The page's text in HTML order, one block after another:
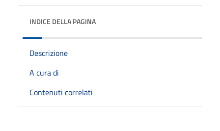
INDICE DELLA PAGINA
Descrizione
A cura di
Contenuti correlati